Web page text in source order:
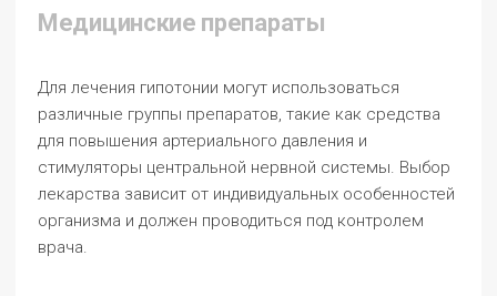
Медицинские препараты
Для лечения гипотонии могут использоваться
различные группы препаратов, такие как средства
для повышения артериального давления и
стимуляторы центральной нервной системы. Выбор
лекарства зависит от индивидуальных особенностей
организма и должен проводиться под контролем
врача.